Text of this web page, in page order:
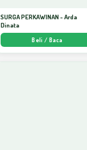
SURGA PERKAWINAN - Arda
Dinata
Beli / Baca